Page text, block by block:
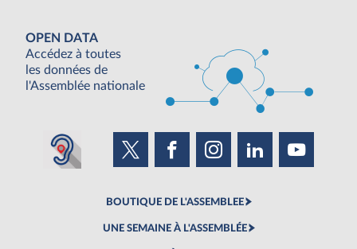
OPEN DATA
Accédez à toutes
les données de
l'Assemblée nationale
BOUTIQUE DE L'ASSEMBLEE
UNE SEMAINE À L'ASSEMBLÉE